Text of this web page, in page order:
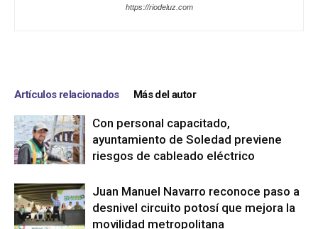
https://riodeluz.com
Artículos relacionados Más del autor
Con personal capacitado,
ayuntamiento de Soledad previene
riesgos de cableado eléctrico
Juan Manuel Navarro reconoce paso a
desnivel circuito potosí que mejora la
movilidad metropolitana